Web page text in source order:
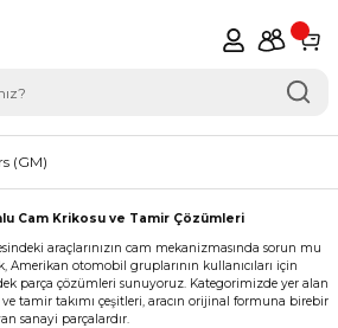
(GM)
Cam Krikosu ve Tamir Çözümleri
araçlarınızın cam mekanizmasında sorun mu
Amerikan otomobil gruplarının kullanıcıları için
parça çözümleri sunuyoruz. Kategorimizde yer alan
tamir takımı çeşitleri, aracın orijinal formuna birebir
sanayi parçalardır.